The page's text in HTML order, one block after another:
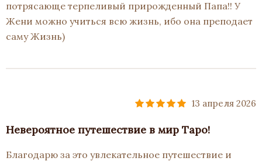
потрясающе терпеливый прирожденный Папа!! У
Жени можно учиться всю жизнь, ибо она преподает
саму Жизнь)
13 апреля 2026
Невероятное путешествие в мир Таро!
Благодарю за это увлекательное путешествие и